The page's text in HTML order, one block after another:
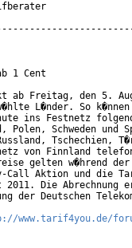
1 Cent
ab Freitag, den 5.
L�nder. So k�nnen
ins Festnetz
Schweden und
Tschechien,
von Finnland
gelten w�hrend
Call Aktion und die
Die Abrechnung
der Deutschen
www.tarif4you.de/